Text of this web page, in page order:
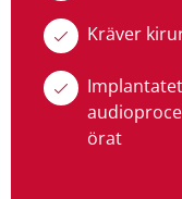
Kräver
örat